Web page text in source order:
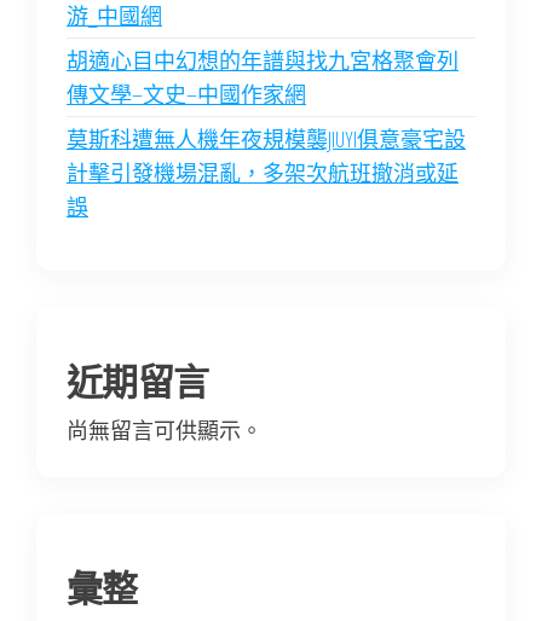
游_中國網
胡適心目中幻想的年譜與找九宮格聚會列
傳文學–文史–中國作家網
莫斯科遭無人機年夜規模襲JIUYI俱意豪宅設
計擊引發機場混亂，多架次航班撤消或延
誤
近期留言
尚無留言可供顯示。
彙整